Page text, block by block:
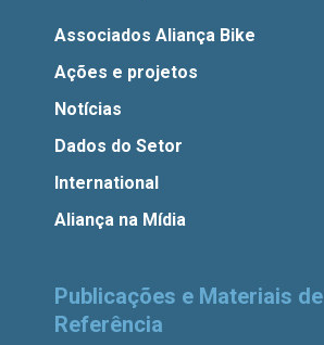
Associados Aliança Bike
Ações e projetos
Notícias
Dados do Setor
International
Aliança na Mídia
Publicações e Materiais de
Referência